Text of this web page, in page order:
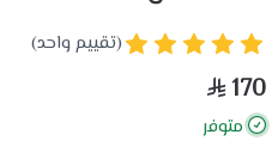
(تقييم واحد)
170
متوفر